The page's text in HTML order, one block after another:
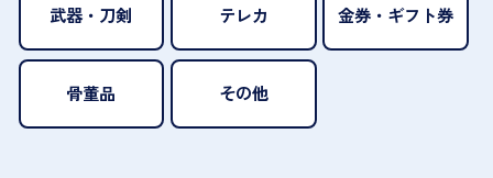
武器・刀剣 テレカ 金券・ギフト券
骨董品 その他